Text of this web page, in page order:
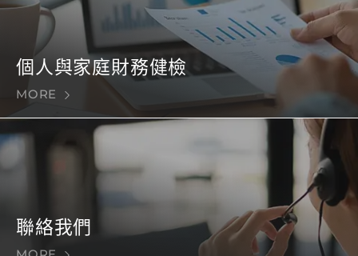
個人與家庭財務健檢
MORE
聯絡我們